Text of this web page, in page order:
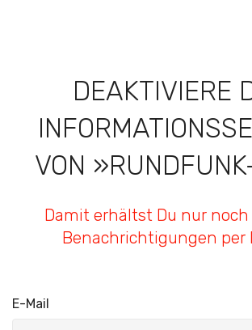
DEAKTIVIERE
VON
Damit erhältst Du nur
Benachrichtigungen per
E-Mail